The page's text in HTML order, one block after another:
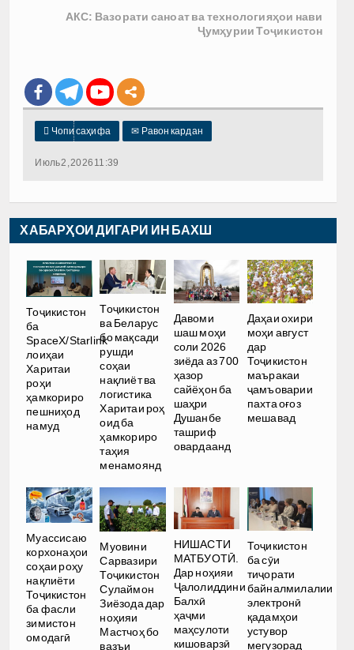
АКС: Вазорати саноат ва технологияҳои нави
Ҷумҳурии Тоҷикистон
 Чопи саҳифа ✉ Равон кардан
Июль 2, 2026 11:39
ХАБАРҲОИ ДИГАРИ ИН БАХШ
Тоҷикистон
ба
SpaceX/Starlink
лоиҳаи
Харитаи
роҳи
ҳамкориро
пешниҳод
намуд
Тоҷикистон
ва Беларус
бо мақсади
рушди
соҳаи
нақлиёт ва
логистика
Харитаи роҳ
оид ба
ҳамкориро
таҳия
менамоянд
Давоми
шаш моҳи
соли 2026
зиёда аз 700
ҳазор
сайёҳон ба
шаҳри
Душанбе
ташриф
овардаанд
Даҳаи охири
моҳи август
дар
Тоҷикистон
маъракаи
ҷамъоварии
пахта оғоз
мешавад
Муассисаю
корхонаҳои
соҳаи роҳу
нақлиёти
Тоҷикистон
ба фасли
зимистон
омодагӣ
Муовини
Сарвазири
Тоҷикистон
Сулаймон
Зиёзода дар
ноҳияи
Мастчоҳ бо
вазъи
НИШАСТИ
МАТБУОТӢ.
Дар ноҳияи
Ҷалолиддини
Балхӣ
ҳаҷми
маҳсулоти
кишоварзӣ
Тоҷикистон
ба сӯи
тиҷорати
байналмилалии
электронӣ
қадамҳои
устувор
мегузорад